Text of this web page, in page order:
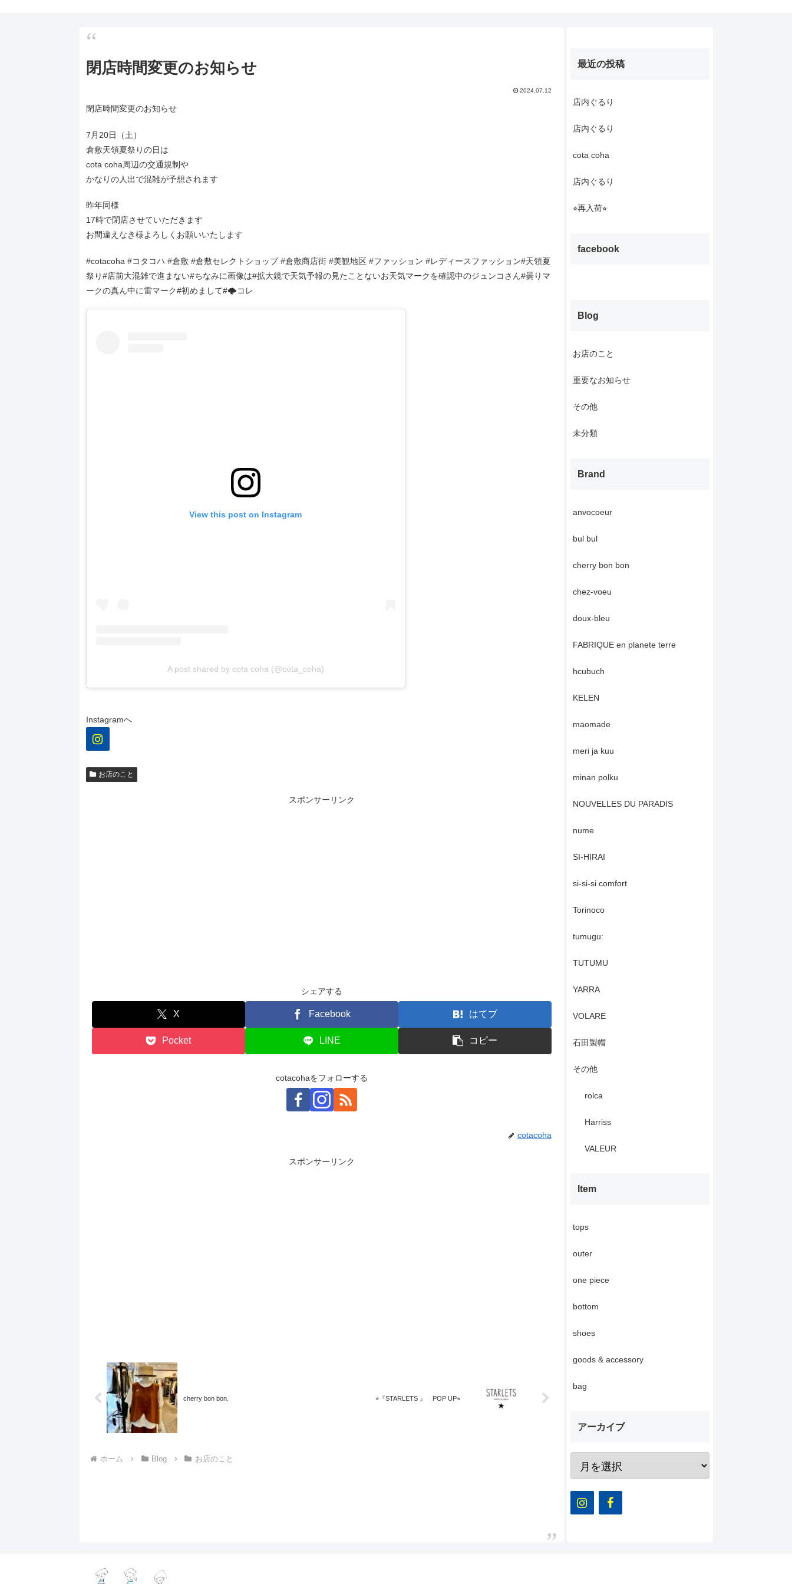
閉店時間変更のお知らせ
2024.07.12
閉店時間変更のお知らせ
7月20日（土）
倉敷天領夏祭りの日は
cota coha周辺の交通規制や
かなりの人出で混雑が予想されます
昨年同様
17時で閉店させていただきます
お間違えなき様よろしくお願いいたします
#cotacoha #コタコハ #倉敷 #倉敷セレクトショップ #倉敷商店街 #美観地区 #ファッション #レディースファッション#天領夏
祭り#店前大混雑で進まない#ちなみに画像は#拡大鏡で天気予報の見たことないお天気マークを確認中のジュンコさん#曇りマ
ークの真ん中に雷マーク#初めまして#🌩️コレ
View this post on Instagram
A post shared by cota coha (@cota_coha)
Instagramへ
お店のこと
スポンサーリンク
シェアする
X Facebook はてブ
Pocket LINE コピー
cotacohaをフォローする
cotacoha
スポンサーリンク
cherry bon bon. ⭐︎『STARLETS 』 POP UP⭐︎
ホーム Blog お店のこと
最近の投稿
店内ぐるり
店内ぐるり
cota coha
店内ぐるり
⭐︎再入荷⭐︎
facebook
Blog
お店のこと
重要なお知らせ
その他
未分類
Brand
anvocoeur
bul bul
cherry bon bon
chez-voeu
doux-bleu
FABRIQUE en planete terre
hcubuch
KELEN
maomade
meri ja kuu
minan polku
NOUVELLES DU PARADIS
nume
SI-HIRAI
si-si-si comfort
Torinoco
tumugu:
TUTUMU
YARRA
VOLARE
石田製帽
その他
rolca
Harriss
VALEUR
Item
tops
outer
one piece
bottom
shoes
goods & accessory
bag
アーカイブ